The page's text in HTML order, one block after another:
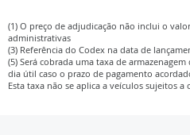
(1) O preço de adjudicação não inclui o
administrativas
(3) Referência do Codex na data de
(5) Será cobrada uma taxa de armazenagem
dia útil caso o prazo de pagamento
Esta taxa não se aplica a veículos sujeitos